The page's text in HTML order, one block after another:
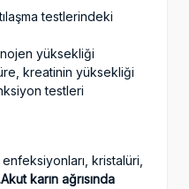
testlerindeki
yüksekliği
kreatinin yüksekliği
testleri
kristalüri,
karın ağrısında